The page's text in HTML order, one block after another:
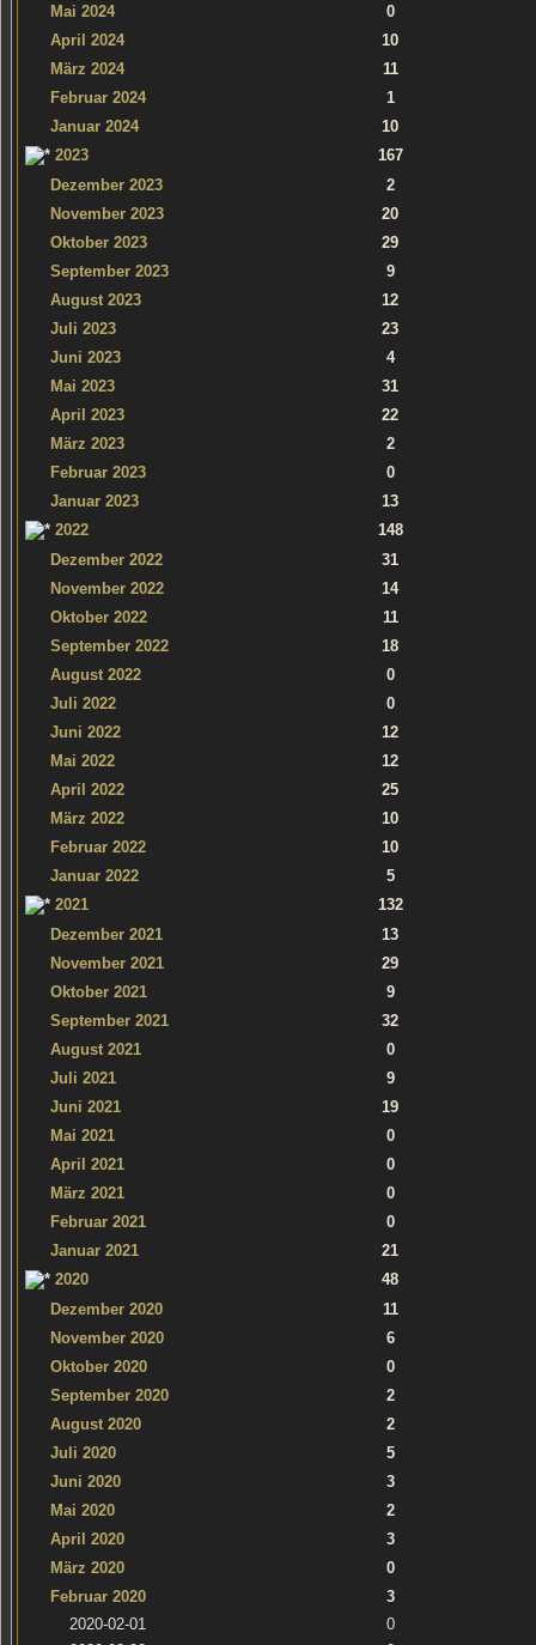
Mai 2024
0
April 2024
10
März 2024
11
Februar 2024
1
Januar 2024
10
2023
167
Dezember 2023
2
November 2023
20
Oktober 2023
29
September 2023
9
August 2023
12
Juli 2023
23
Juni 2023
4
Mai 2023
31
April 2023
22
März 2023
2
Februar 2023
0
Januar 2023
13
2022
148
Dezember 2022
31
November 2022
14
Oktober 2022
11
September 2022
18
August 2022
0
Juli 2022
0
Juni 2022
12
Mai 2022
12
April 2022
25
März 2022
10
Februar 2022
10
Januar 2022
5
2021
132
Dezember 2021
13
November 2021
29
Oktober 2021
9
September 2021
32
August 2021
0
Juli 2021
9
Juni 2021
19
Mai 2021
0
April 2021
0
März 2021
0
Februar 2021
0
Januar 2021
21
2020
48
Dezember 2020
11
November 2020
6
Oktober 2020
0
September 2020
2
August 2020
2
Juli 2020
5
Juni 2020
3
Mai 2020
2
April 2020
3
März 2020
0
Februar 2020
3
2020-02-01
0